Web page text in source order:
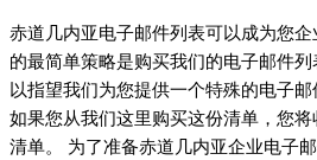
赤道几内亚电子邮件列表可以成为您
的最简单策略是购买我们的电子邮件
以指望我们为您提供一个特殊的电子邮
如果您从我们这里购买这份清单，您
清单。 为了准备赤道几内亚企业电子